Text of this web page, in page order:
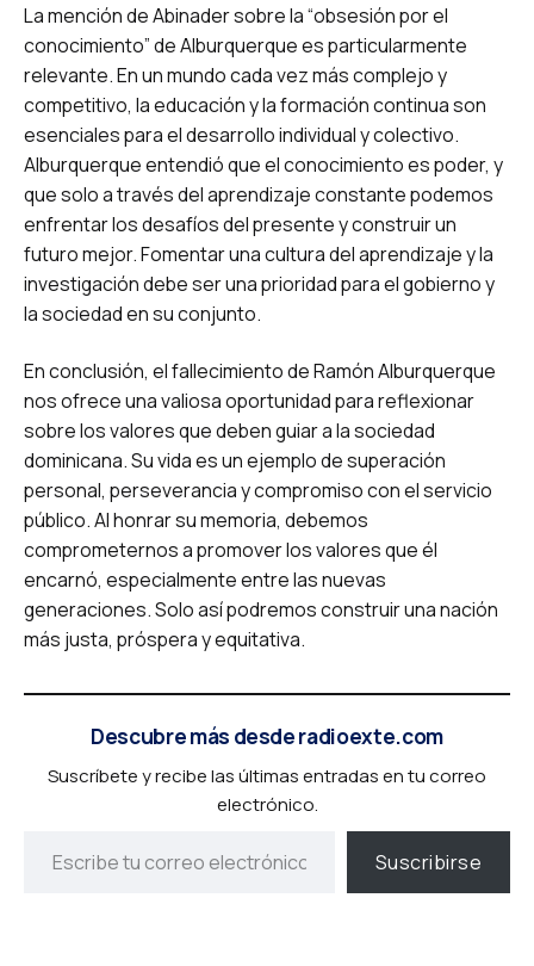
La mención de Abinader sobre la “obsesión por el
conocimiento” de Alburquerque es particularmente
relevante. En un mundo cada vez más complejo y
competitivo, la educación y la formación continua son
esenciales para el desarrollo individual y colectivo.
Alburquerque entendió que el conocimiento es poder, y
que solo a través del aprendizaje constante podemos
enfrentar los desafíos del presente y construir un
futuro mejor. Fomentar una cultura del aprendizaje y la
investigación debe ser una prioridad para el gobierno y
la sociedad en su conjunto.
En conclusión, el fallecimiento de Ramón Alburquerque
nos ofrece una valiosa oportunidad para reflexionar
sobre los valores que deben guiar a la sociedad
dominicana. Su vida es un ejemplo de superación
personal, perseverancia y compromiso con el servicio
público. Al honrar su memoria, debemos
comprometernos a promover los valores que él
encarnó, especialmente entre las nuevas
generaciones. Solo así podremos construir una nación
más justa, próspera y equitativa.
Descubre más desde radioexte.com
Suscríbete y recibe las últimas entradas en tu correo
electrónico.
Suscribirse